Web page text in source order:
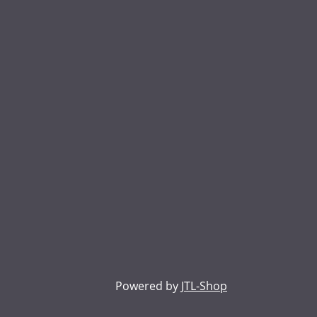
Powered by JTL-Shop